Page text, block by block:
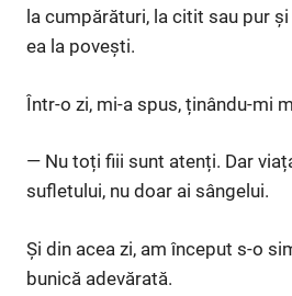
la cumpărături, la citit sau pur
ea la povești.
Într-o zi, mi-a spus, ținându-mi
— Nu toți fiii sunt atenți. Dar
sufletului, nu doar ai sângelui.
Și din acea zi, am început s-o
bunică adevărată.